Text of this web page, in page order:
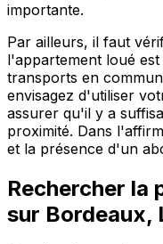
importante.
Par ailleurs, il faut
l'appartement loué
transports en
envisagez d'utiliser
assurer qu'il y a
proximité. Dans
et la présence d'un
Rechercher la
sur Bordeaux,